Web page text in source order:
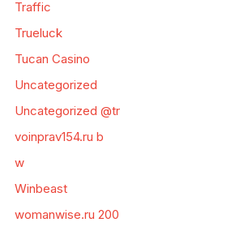
Traffic
Trueluck
Tucan Casino
Uncategorized
Uncategorized @tr
voinprav154.ru b
w
Winbeast
womanwise.ru 200